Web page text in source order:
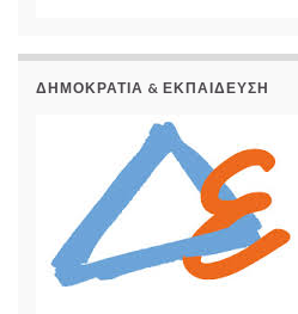
ΔΗΜΟΚΡΑΤΊΑ & ΕΚΠΑΊΔΕΥΣΗ